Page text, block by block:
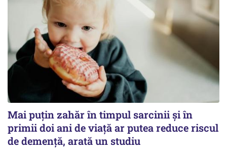
Mai puțin zahăr în timpul sarcinii și în
primii doi ani de viață ar putea reduce riscul
de demență, arată un studiu